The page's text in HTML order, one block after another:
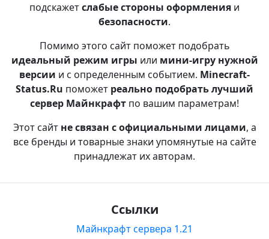
подскажетслабые стороны оформления и
безопасности.
Помимо этого сайт поможет подобрать
идеальный режим игры или мини-игру нужной
версии и с определенным событием. Minecraft-
Status.Ru поможет реально подобрать лучший
сервер Майнкрафт по вашим параметрам!
Этот сайт не связан с официальными лицами, а
все бренды и товарные знаки упомянутые на сайте
принадлежат их авторам.
Ссылки
Майнкрафт сервера 1.21